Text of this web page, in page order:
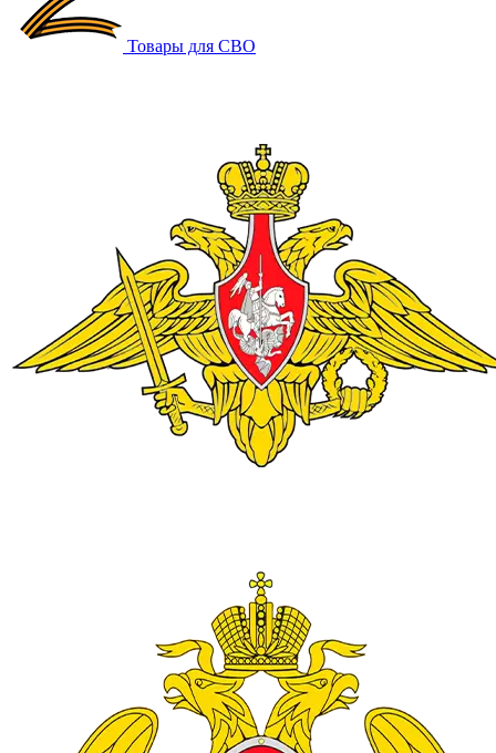
Товары для СВО